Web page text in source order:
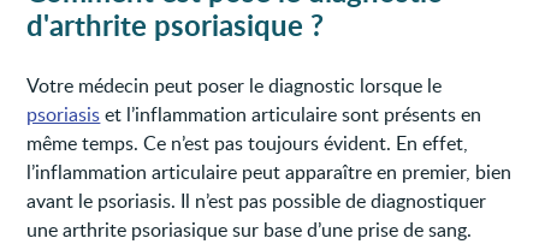
d'arthrite psoriasique ?
Votre médecin peut poser le diagnostic lorsque le
psoriasiset l’inflammation articulaire sont présents en
même temps. Ce n’est pas toujours évident. En effet,
l’inflammation articulaire peut apparaître en premier, bien
avant le psoriasis. Il n’est pas possible de diagnostiquer
une arthrite psoriasique sur base d’une prise de sang.